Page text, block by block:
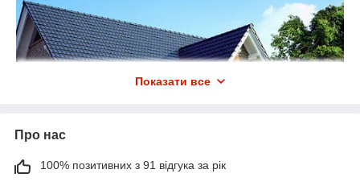
Показати все
Про нас
100% позитивних з 91 відгука за рік